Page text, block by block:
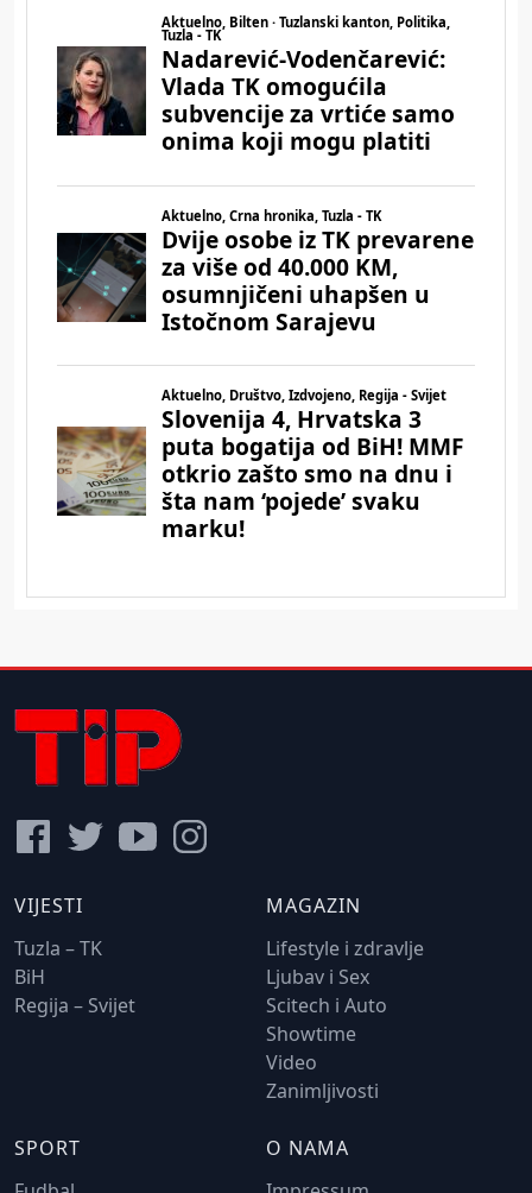
VIJESTI
Tuzla – TK
BiH
Regija – Svijet
MAGAZIN
Lifestyle i zdravlje
Ljubav i Sex
Scitech i Auto
Showtime
Video
Zanimljivosti
SPORT
O NAMA